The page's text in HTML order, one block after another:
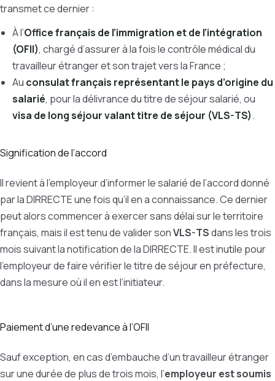
transmet ce dernier :
À l’Office français de l’immigration et de l’intégration
(OFII), chargé d’assurer à la fois le contrôle médical du
travailleur étranger et son trajet vers la France ;
Au consulat français représentant le pays d’origine du
salarié, pour la délivrance du titre de séjour salarié, ou
visa de long séjour valant titre de séjour (VLS-TS).
Signification de l’accord
Il revient à l’employeur d’informer le salarié de l’accord donné
par la DIRRECTE une fois qu’il en a connaissance. Ce dernier
peut alors commencer à exercer sans délai sur le territoire
français, mais il est tenu de valider sonVLS-TSdans les trois
mois suivant la notification de la DIRRECTE. Il est inutile pour
l’employeur de faire vérifier le titre de séjour en préfecture,
dans la mesure où il en est l’initiateur.
Paiement d’une redevance à l’OFII
Sauf exception, en cas d’embauche d’un travailleur étranger
sur une durée de plus de trois mois, l’employeur est soumis